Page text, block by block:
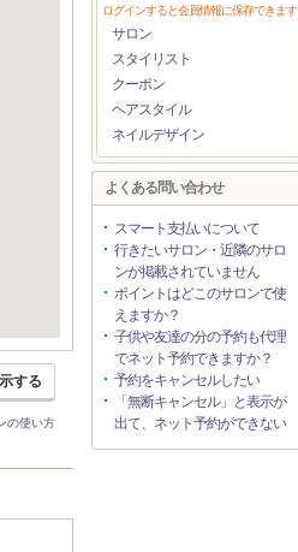
する
の使い方
ログインすると会員情報に保存できます
サロン
スタイリスト
クーポン
ヘアスタイル
ネイルデザイン
よくある問い合わせ
スマート支払いについて
行きたいサロン・近隣のサロ
ンが掲載されていません
ポイントはどこのサロンで使
えますか？
子供や友達の分の予約も代理
でネット予約できますか？
予約をキャンセルしたい
「無断キャンセル」と表示が
出て、ネット予約ができない